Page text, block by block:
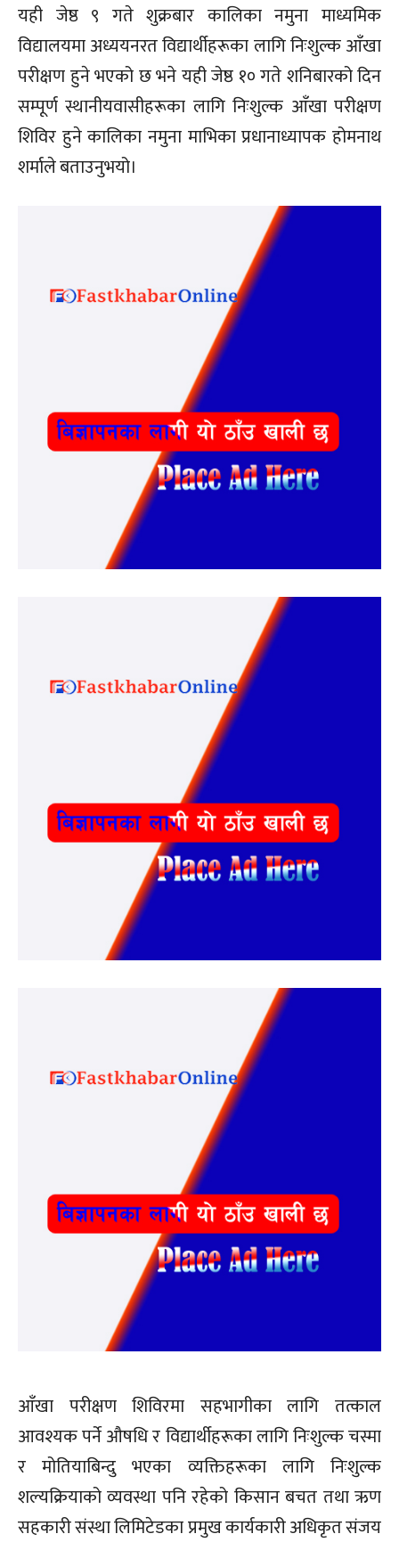
यही जेष्ठ ९ गते शुक्रबार कालिका नमुना माध्यमिक
विद्यालयमा अध्ययनरत विद्यार्थीहरूका लागि निःशुल्क आँखा
परीक्षण हुने भएको छ भने यही जेष्ठ १० गते शनिबारको दिन
सम्पूर्ण स्थानीयवासीहरूका लागि निःशुल्क आँखा परीक्षण
शिविर हुने कालिका नमुना माभिका प्रधानाध्यापक होमनाथ
शर्माले बताउनुभयो।
आँखा परीक्षण शिविरमा सहभागीका लागि तत्काल
आवश्यक पर्ने औषधि र विद्यार्थीहरूका लागि निःशुल्क चस्मा
र मोतियाबिन्दु भएका व्यक्तिहरूका लागि निःशुल्क
शल्यक्रियाको व्यवस्था पनि रहेको किसान बचत तथा ऋण
सहकारी संस्था लिमिटेडका प्रमुख कार्यकारी अधिकृत संजय